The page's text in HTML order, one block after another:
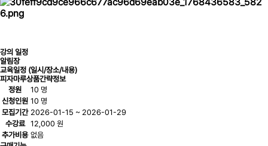
강의 일정
알림장
교육일정 (일시/장소/내용)
피자마루상품간략정보
정원
10 명
신청인원 10 명
모집기간 2026-01-15 ~ 2026-01-29
수강료
12,000 원
추가비용 없음